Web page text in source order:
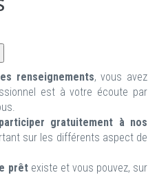
renseignements, vous avez
est à votre écoute par
participer gratuitement à nos
sur les différents aspect de
prêtexiste et vous pouvez, sur